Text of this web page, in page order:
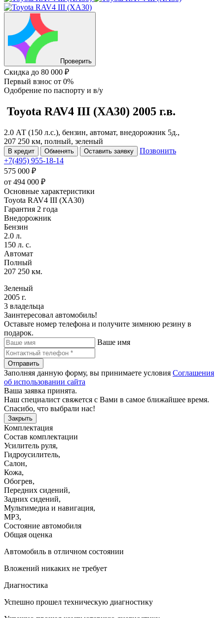
Проверить
Скидка до 80 000 ₽
Первый взнос от 0%
Одобрение по паспорту и в/у
Toyota RAV4 III (XA30) 2005 г.в.
2.0 АТ (150 л.с.), бензин, автомат, внедорожник 5д.,
207 250 км, полный, зеленый
В кредит Обменять Оставить заявку
Позвонить
+7(495) 955-18-14
575 000 ₽
от 494 000 ₽
Основные характеристики
Toyota RAV4 III (XA30)
Гарантия 2 года
Внедорожник
Бензин
2.0 л.
150 л. с.
Автомат
Полный
207 250 км.
Зеленый
2005 г.
3 владельца
Заинтересовал автомобиль!
Оставьте номер телефона и получите зимнюю резину в
подарок.
Ваше имя
Отправить
Заполняя данную форму, вы принимаете условия Соглашения
об использовании сайта
Ваша заявка принята.
Наш специалист свяжется с Вами в самое ближайшее время.
Спасибо, что выбрали нас!
Закрыть
Комплектация
Состав комплектации
Усилитель руля,
Гидроусилитель,
Салон,
Кожа,
Обогрев,
Передних сидений,
Задних сидений,
Мультимедиа и навигация,
MP3,
Состояние автомобиля
Общая оценка
Автомобиль в отличном состоянии
Вложений никаких не требует
Диагностика
Успешно прошел техническую диагностику